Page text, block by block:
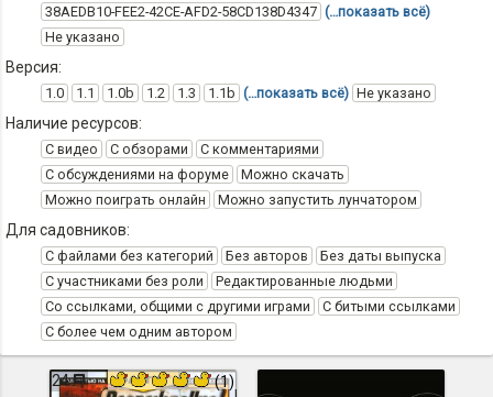
38AEDB10-FEE2-42CE-AFD2-58CD138D4347 (…показать всё)
Не указано
Версия:
1.0 1.1 1.0b 1.2 1.3 1.1b (…показать всё) Не указано
Наличие ресурсов:
С видео С обзорами
С комментариями
С обсуждениями на форуме
Можно скачать
Можно поиграть онлайн
Можно запустить лунчатором
Для садовников:
С файлами без категорий Без авторов
Без даты выпуска
С участниками без роли
Редактированные людьми
Со ссылками, общими с другими играми
С битыми ссылками
С более чем одним автором
24 (1)